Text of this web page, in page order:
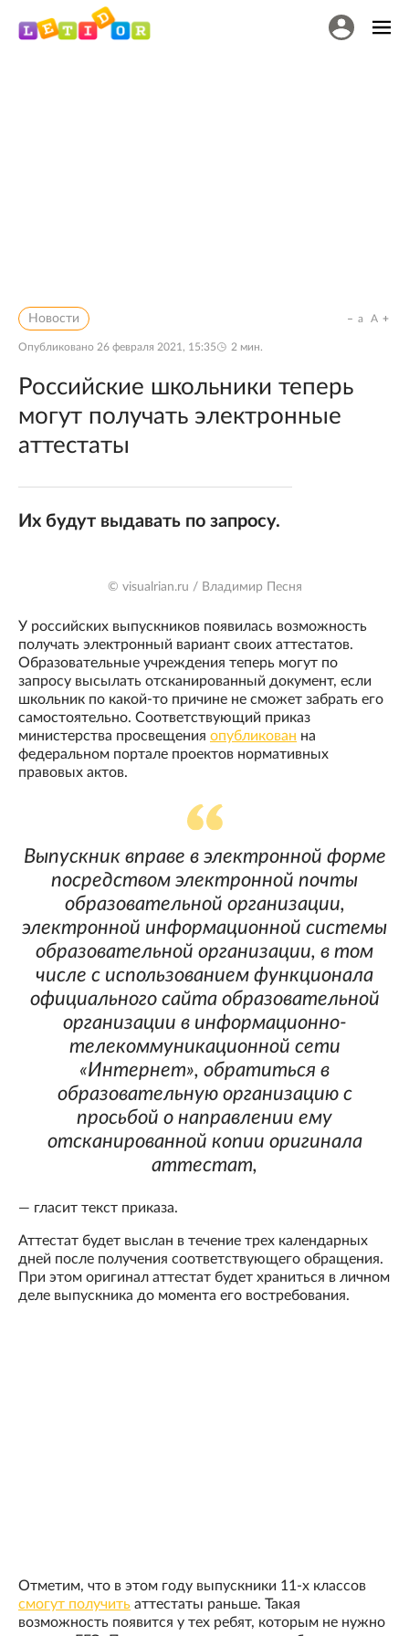
Новости
Опубликовано 26 февраля 2021, 15:35 2 мин.
a A
Российские школьники теперь
могут получать электронные
аттестаты
Их будут выдавать по запросу.
© visualrian.ru / Владимир Песня
У российских выпускников появилась возможность
получать электронный вариант своих аттестатов.
Образовательные учреждения теперь могут по
запросу высылать отсканированный документ, если
школьник по какой-то причине не сможет забрать его
самостоятельно. Соответствующий приказ
министерства просвещения опубликован на
федеральном портале проектов нормативных
правовых актов.
Выпускник вправе в электронной форме
посредством электронной почты
образовательной организации,
электронной информационной системы
образовательной организации, в том
числе с использованием функционала
официального сайта образовательной
организации в информационно-
телекоммуникационной сети
«Интернет», обратиться в
образовательную организацию с
просьбой о направлении ему
отсканированной копии оригинала
аттестат,
— гласит текст приказа.
Аттестат будет выслан в течение трех календарных
дней после получения соответствующего обращения.
При этом оригинал аттестат будет храниться в личном
деле выпускника до момента ‎его востребования.
Отметим, что в этом году выпускники 11-х классов
смогут получить аттестаты раньше. Такая
возможность появится у тех ребят, которым не нужно